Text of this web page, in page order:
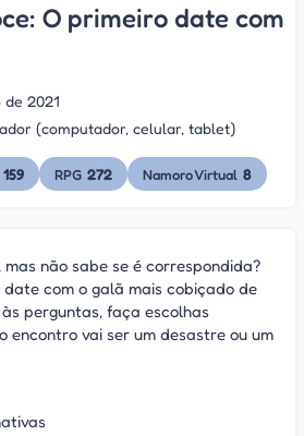
O primeiro date com
de 2021
(computador, celular, tablet)
159 RPG 272 Namoro Virtual 8
não sabe se é correspondida?
date com o galã mais cobiçado de
perguntas, faça escolhas
encontro vai ser um desastre ou um